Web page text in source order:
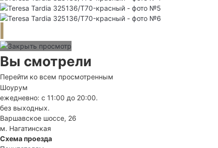
Вы смотрели
Перейти ко всем просмотренным
Шоурум
ежедневно: с 11:00 до 20:00.
без выходных.
Варшавское шоссе, 26
м. Нагатинская
Схема проезда